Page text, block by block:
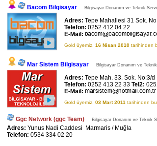
Bacom Bilgisayar Bilgisayar Donanım ve Teknik
Adres: Tepe Mahallesi 31 Sok.
Telefon: 0252 412 04 22
E-Mail:
Gold üyemiz, 16 Nisan 2010 tarihinden
Mar Sistem Bilgisayar Bilgisayar Donanım ve
Adres: Tepe Mah. 33. Sok. No:3/
Telefon: 0252 413 22 33 Tel2:
E-Mail:
Gold üyemiz, 03 Mart 2011 tarihinden
Ggc Network (ggc Team) Bilgisayar Donanım ve Teknik
Adres: Yunus Nadi Caddesi Marmaris / Muğla
Telefon: 0534 334 02 20